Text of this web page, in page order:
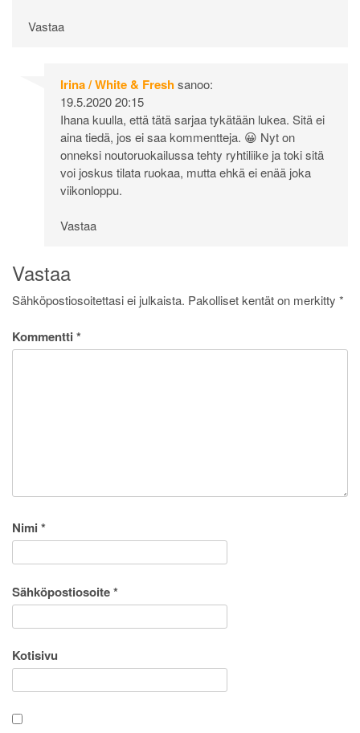
Vastaa
Irina / White & Freshsanoo:
19.5.2020 20:15
Ihana kuulla, että tätä sarjaa tykätään lukea. Sitä ei
aina tiedä, jos ei saa kommentteja. 😀 Nyt on
onneksi noutoruokailussa tehty ryhtiliike ja toki sitä
voi joskus tilata ruokaa, mutta ehkä ei enää joka
viikonloppu.
Vastaa
Vastaa
Sähköpostiosoitettasi ei julkaista. Pakolliset kentät on merkitty *
Kommentti *
Nimi *
Sähköpostiosoite*
Kotisivu